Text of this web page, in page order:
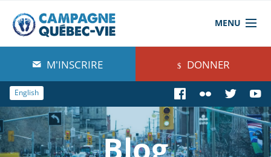
MENU
À propos de nous
Blog
Comprendre
Agir
M'INSCRIRE DONNER
English